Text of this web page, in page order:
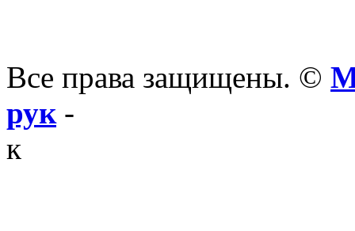
Все права защищены. ©
рук-
к